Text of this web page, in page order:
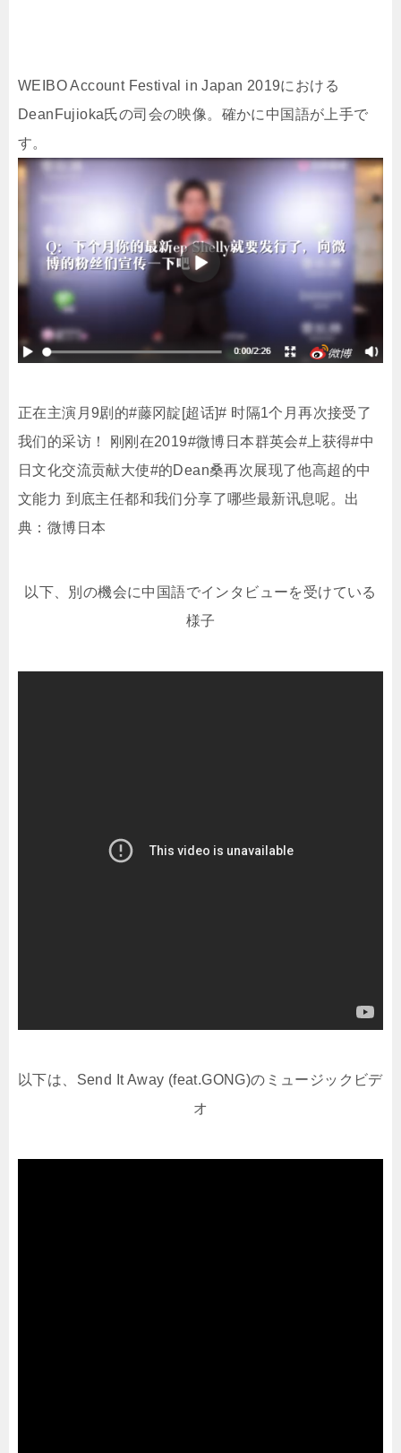
WEIBO Account Festival in Japan 2019における
DeanFujioka氏の司会の映像。確かに中国語が上手で
す。
正在主演月9剧的#藤冈靛[超话]# 时隔1个月再次接受了
我们的采访！ 刚刚在2019#微博日本群英会#上获得#中
日文化交流贡献大使#的Dean桑再次展现了他高超的中
文能力 到底主任都和我们分享了哪些最新讯息呢。出
典：微博日本
以下、別の機会に中国語でインタビューを受けている
様子
以下は、Send It Away (feat.GONG)のミュージックビデ
オ